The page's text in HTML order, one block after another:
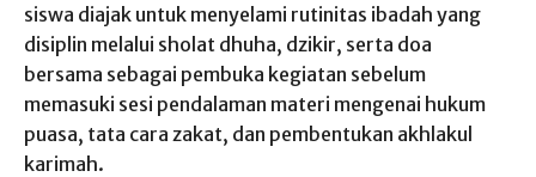
siswa diajak untuk menyelami rutinitas ibadah yang
disiplin melalui sholat dhuha, dzikir, serta doa
bersama sebagai pembuka kegiatan sebelum
memasuki sesi pendalaman materi mengenai hukum
puasa, tata cara zakat, dan pembentukan akhlakul
karimah.